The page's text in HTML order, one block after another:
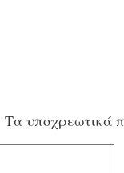
Τα υποχρεωτικά